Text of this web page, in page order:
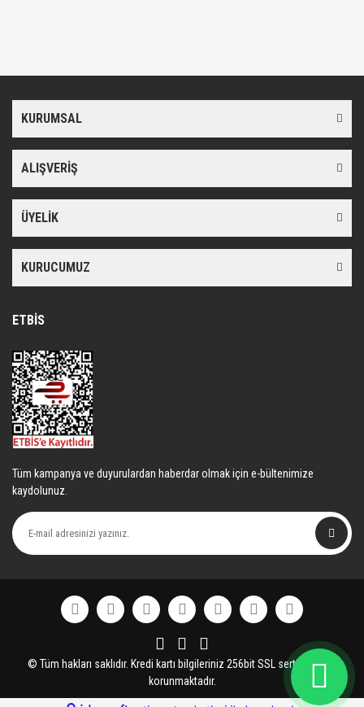
KURUMSAL
ALIŞVERİŞ
ÜYELİK
KURUCUMUZ
ETBİS
Tüm kampanya ve duyurulardan haberdar olmak için e-bültenimize
kaydolunuz.
© Tüm hakları saklıdır. Kredi kartı bilgileriniz 256bit SSL sertifikası ile
korunmaktadır.